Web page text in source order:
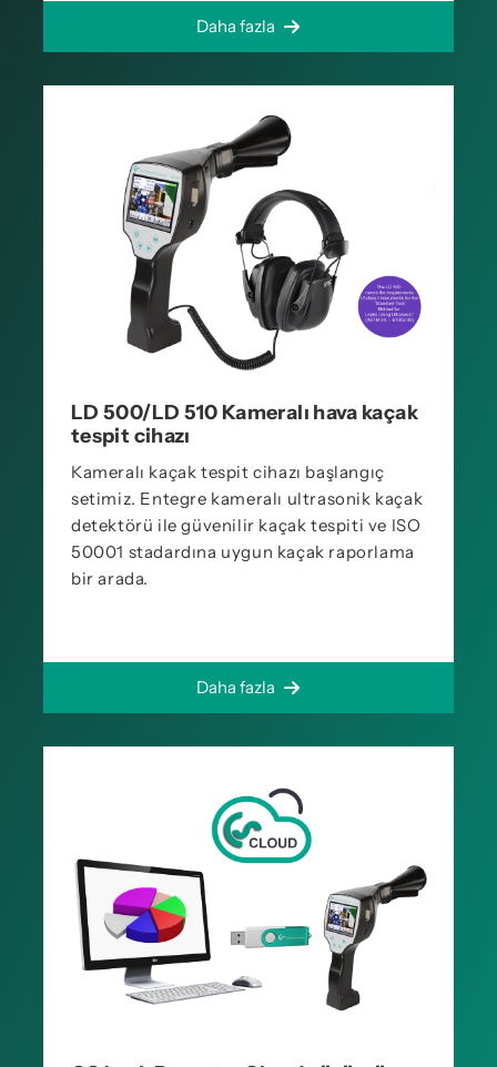
Daha fazla
LD 500/LD 510 Kameralı hava kaçak
tespit cihazı
Kameralı kaçak tespit cihazı başlangıç
setimiz. Entegre kameralı ultrasonik kaçak
detektörü ile güvenilir kaçak tespiti ve ISO
50001 stadardına uygun kaçak raporlama
bir arada.
Daha fazla